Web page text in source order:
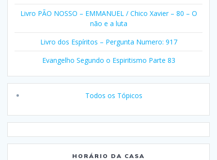
Livro PÃO NOSSO – EMMANUEL / Chico Xavier – 80 – O
não e a luta
Livro dos Espíritos – Pergunta Numero: 917
Evangelho Segundo o Espiritismo Parte 83
Todos os Tópicos
HORÁRIO DA CASA